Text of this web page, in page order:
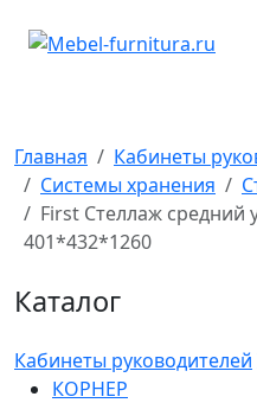
Главная Кабинеты
Системы хранения
First Стеллаж средний
401*432*1260
Каталог
Кабинеты руководителей
КОРНЕР